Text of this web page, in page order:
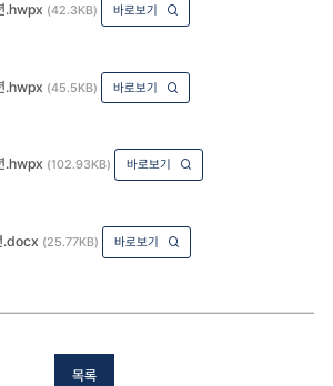
.hwpx (42.3KB) 바로보기
.hwpx (45.5KB) 바로보기
.hwpx (102.93KB) 바로보기
.docx (25.77KB) 바로보기
목록